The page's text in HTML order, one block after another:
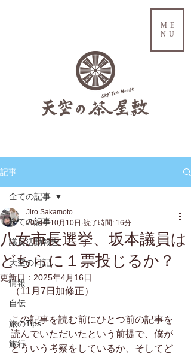
ME
NU
記事
全ての記事
議員活動報告
天空の日記
情報
自伝
旅のTips
旅行
全ての記事
八女市長選挙、坂本議員は
どちらに１票投じるか？
Jiro Sakamoto
2024年10月10日 読了時間: 16分
更新日： 2025年4月16日
（11月7日加修正）
この記事を読む前にひとつ前の記事を
読んでいただいたという前提で、僕が
どういう考察をしているか、そしてど